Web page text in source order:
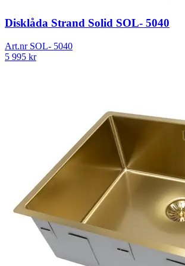
Disklåda Strand Solid SOL- 5040
Art.nr SOL- 5040
5 995 kr